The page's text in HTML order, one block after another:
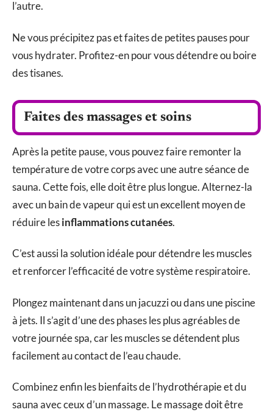
l’autre.
Ne vous précipitez pas et faites de petites pauses pour
vous hydrater. Profitez-en pour vous détendre ou boire
des tisanes.
Faites des massages et soins
Après la petite pause, vous pouvez faire remonter la
température de votre corps avec une autre séance de
sauna. Cette fois, elle doit être plus longue. Alternez-la
avec un bain de vapeur qui est un excellent moyen de
réduire lesinflammations cutanées.
C’est aussi la solution idéale pour détendre les muscles
et renforcer l’efficacité de votre système respiratoire.
Plongez maintenant dans un jacuzzi ou dans une piscine
à jets. Il s’agit d’une des phases les plus agréables de
votre journée spa, car les muscles se détendent plus
facilement au contact de l’eau chaude.
Combinez enfin les bienfaits de l’hydrothérapie et du
sauna avec ceux d’un massage. Le massage doit être